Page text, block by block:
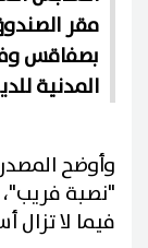
مقر
بصفاقس
المدنية
"نصبة
فيما لا تزال